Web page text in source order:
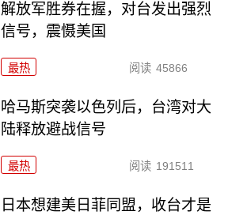
解放军胜券在握，对台发出强烈
信号，震慑美国
最热 阅读 45866
哈马斯突袭以色列后，台湾对大
陆释放避战信号
最热 阅读 191511
日本想建美日菲同盟，收台才是